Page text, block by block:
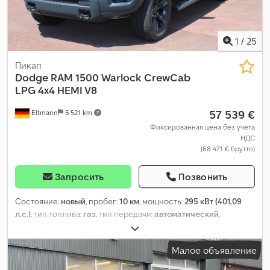
1 / 25
Eltmann 5 521 km
Пикап
Dodge RAM 1500 Warlock CrewCab
LPG 4x4 HEMI V8
57 539 €
Фиксированная цена без учета
НДС
(68 471 € брутто)
Запросить Позвонить
Состояние: новый, пробег:10 км, мощность: 295 кВт (401,09
л.с.) , тип топлива: газ , тип передачи:автоматический
, общий вес:
вес:2 595 кг, максимальная грузоподъёмность:905 кг,
эксплуатационная масса:
, первая регистрация:
04/2023
, длина грузового отсека:1 712 мм, расход топлива
Малое объявление